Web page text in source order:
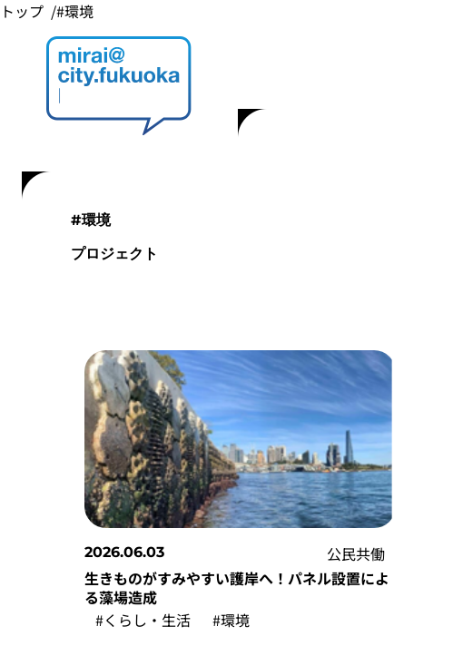
トップ #環境
#環境
プロジェクト
2026.06.03
公民共働
生きものがすみやすい護岸へ！パネル設置によ
る藻場造成
#くらし・生活
#環境